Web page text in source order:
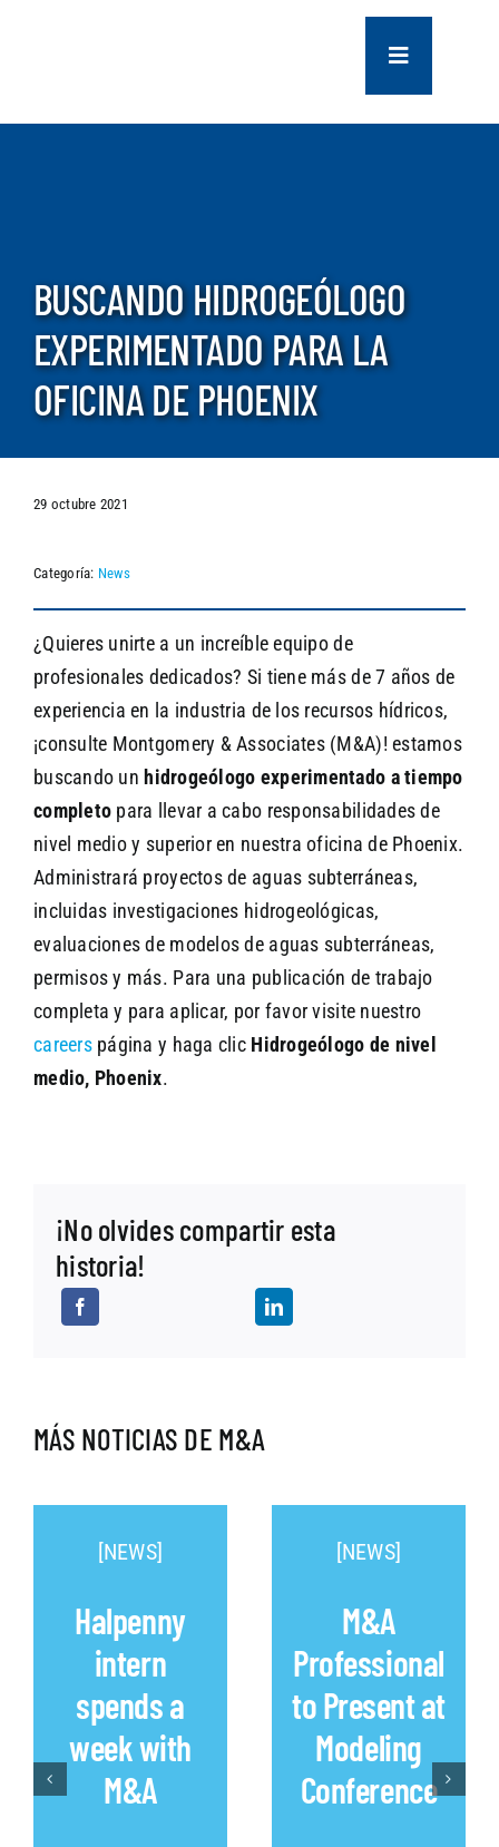
Navegación
de
palanca
COMPANY
CONTACT US
BUSCANDO HIDROGEÓLOGO
EXPERIMENTADO PARA LA
OFICINA DE PHOENIX
29 octubre 2021
Categoría: News
¿Quieres unirte a un increíble equipo de
profesionales dedicados? Si tiene más de 7 años de
experiencia en la industria de los recursos hídricos,
¡consulte Montgomery & Associates (M&A)! estamos
buscando un hidrogeólogo experimentado a tiempo
completo para llevar a cabo responsabilidades de
nivel medio y superior en nuestra oficina de Phoenix.
Administrará proyectos de aguas subterráneas,
incluidas investigaciones hidrogeológicas,
evaluaciones de modelos de aguas subterráneas,
permisos y más. Para una publicación de trabajo
completa y para aplicar, por favor visite nuestro
careerspágina y haga clic Hidrogeólogo de nivel
medio, Phoenix.
¡No olvides compartir esta
historia!
MÁS NOTICIAS DE M&A
[NEWS]
Halpenny
intern
spends a
week with
M&A
[NEWS]
M&A
Professional
to Present at
Modeling
Conference